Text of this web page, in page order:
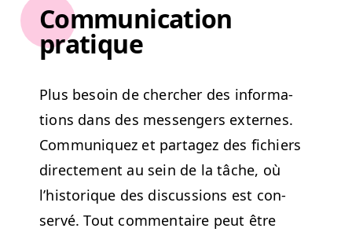
Communication
pratique
Plus besoin de chercher des infor­ma­
tions dans des mes­sen­gers externes.
Com­mu­niquez et partagez des fichiers
directe­ment au sein de la tâche, où
l’his­torique des dis­cus­sions est con­
servé.Tout com­men­taire peut être